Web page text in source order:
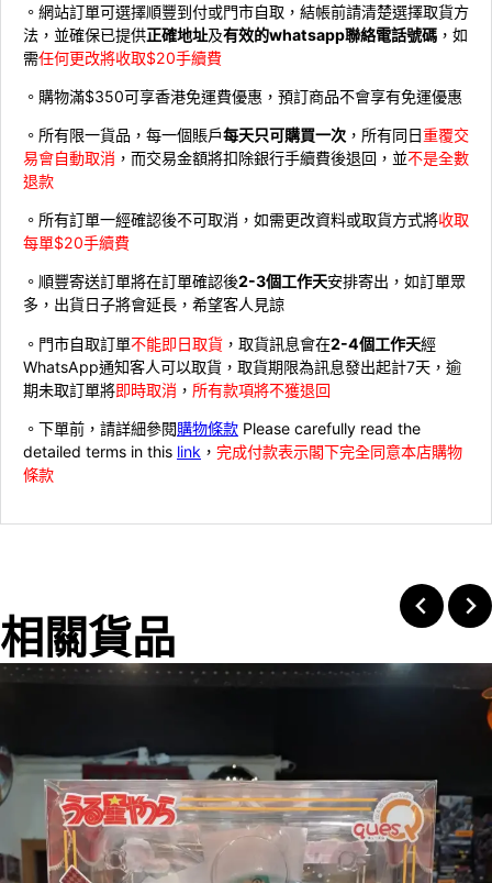
。網站訂單可選擇順豐到付或門市自取，結帳前請清楚選擇取貨方
法，並確保已提供正確地址及有效的whatsapp聯絡電話號碼 ，如
需任何更改將收取$20手續費
。購物滿$350可享香港免運費優惠，預訂商品不會享有免運優惠
。所有限一貨品，每一個賬戶每天只可購買一次 ，所有同日重覆交
易會自動取消 ，而交易金額將扣除銀行手續費後退回，並不是全數
退款
。所有訂單一經確認後不可取消，如需更改資料或取貨方式將收取
每單$20手續費
。順豐寄送訂單將在訂單確認後2-3個工作天安排寄出，如訂單眾
多，出貨日子將會延長，希望客人見諒
。門市自取訂單不能即日取貨 ，取貨訊息會在2-4個工作天經
WhatsApp通知客人可以取貨，取貨期限為訊息發出起計7天，逾
期未取訂單將即時取消 ， 所有款項將不獲退回
。下單前，請詳細參閱購物條款 Please carefully read the
detailed terms in this link ， 完成付款表示閣下完全同意本店購物
條款
相關貨品